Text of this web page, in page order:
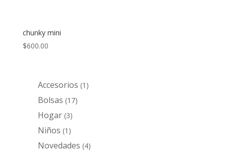
chunky mini
$600.00
Accesorios 1 1
Bolsas 1717
Hogar 33
productos
Niños 1 1
producto
Novedades 44